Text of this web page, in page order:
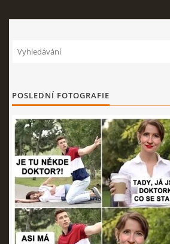
POSLEDNÍ FOTOGRAFIE